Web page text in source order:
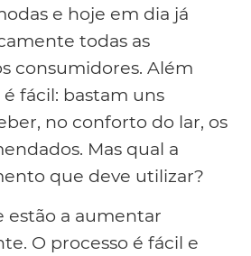
e hoje em dia já
todas as
consumidores. Além
fácil: bastam uns
no conforto do lar, os
Mas qual a
que deve utilizar?
estão a aumentar
O processo é fácil e